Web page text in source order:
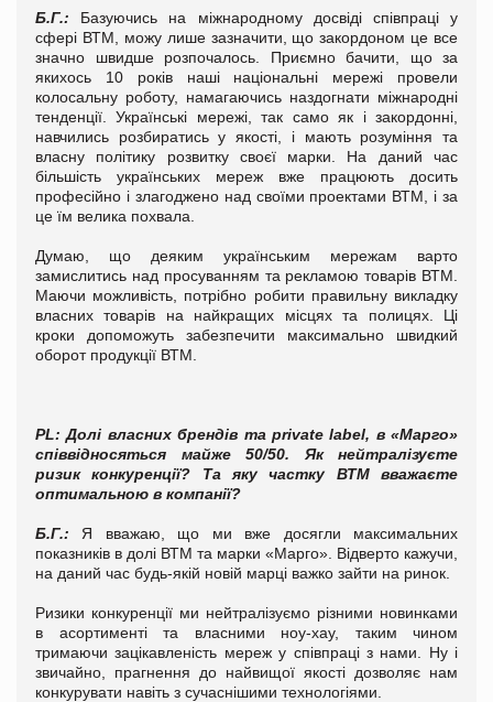
Б.Г.: Базуючись на міжнародному досвіді співпраці у
сфері ВТМ, можу лише зазначити, що закордоном це все
значно швидше розпочалось. Приємно бачити, що за
якихось 10 років наші національні мережі провели
колосальну роботу, намагаючись наздогнати міжнародні
тенденції. Українські мережі, так само як і закордонні,
навчились розбиратись у якості, і мають розуміння та
власну політику розвитку своєї марки. На даний час
більшість українських мереж вже працюють досить
професійно і злагоджено над своїми проектами ВТМ, і за
це їм велика похвала.
Думаю, що деяким українським мережам варто
замислитись над просуванням та рекламою товарів ВТМ.
Маючи можливість, потрібно робити правильну викладку
власних товарів на найкращих місцях та полицях. Ці
кроки допоможуть забезпечити максимально швидкий
оборот продукції ВТМ.
PL: Долі власних брендів та private label, в «Марго»
співвідносяться майже 50/50. Як нейтралізуєте
ризик конкуренції? Та яку частку ВТМ вважаєте
оптимальною в компанії?
Б.Г.: Я вважаю, що ми вже досягли максимальних
показників в долі ВТМ та марки «Марго». Відверто кажучи,
на даний час будь-якій новій марці важко зайти на ринок.
Ризики конкуренції ми нейтралізуємо різними новинками
в асортименті та власними ноу-хау, таким чином
тримаючи зацікавленість мереж у співпраці з нами. Ну і
звичайно, прагнення до найвищої якості дозволяє нам
конкурувати навіть з сучаснішими технологіями.